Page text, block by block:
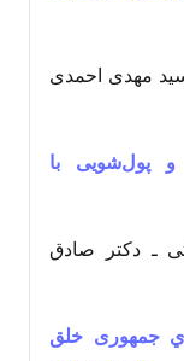
سید مهدی احمدی
و پول‌شویی با
ـ دکتر صادق
جمهوری خلق